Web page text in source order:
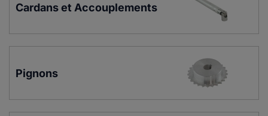
Cardans et Accouplements
Pignons